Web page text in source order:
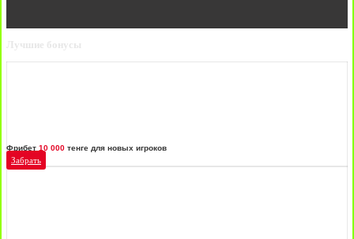
Лучшие бонусы
Фрибет 10 000 тенге для новых игроков
Забрать